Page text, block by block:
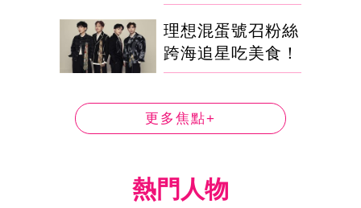
理想混蛋號召粉絲
跨海追星吃美食！
更多焦點+
熱門人物